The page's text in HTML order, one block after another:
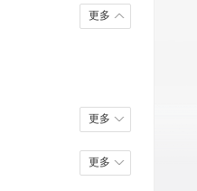
更多
更多
更多